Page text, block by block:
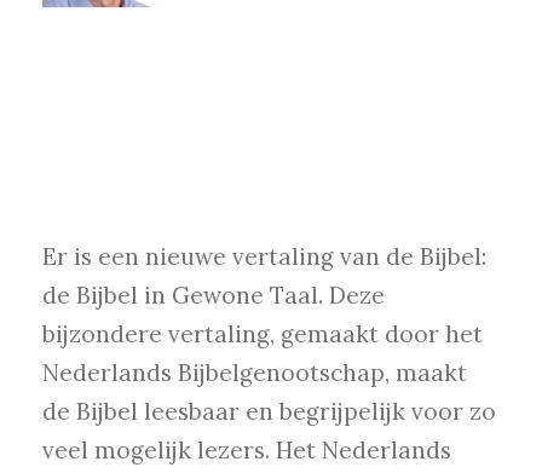
Er is een nieuwe vertaling van de Bijbel:
de Bijbel in Gewone Taal. Deze
bijzondere vertaling, gemaakt door het
Nederlands Bijbelgenootschap, maakt
de Bijbel leesbaar en begrijpelijk voor zo
veel mogelijk lezers. Het Nederlands